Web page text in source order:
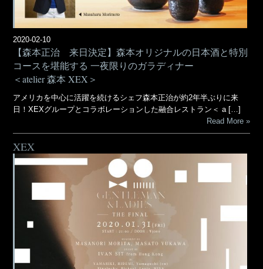
2020-02-10
【森本正治 来日決定】森本オリジナルの日本酒と特別
コースを堪能する 一夜限りのガラディナー
＜atelier 森本 XEX＞
アメリカを中心に活躍を続けるシェフ森本正治が約2年半ぶりに来
日！XEXグループとコラボレーションした融合レストラン＜ a […]
Read More
XEX